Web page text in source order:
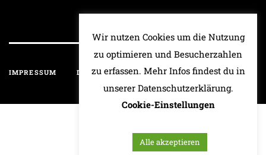
IMPRESSUM DATENSCHUTZ HAFTUNGSAUSSCHLUSS
Wir nutzen Cookies um die Nutzung
zu optimieren und Besucherzahlen
zu erfassen. Mehr Infos findest du in
unserer Datenschutzerklärung.
Cookie-Einstellungen
Alle akzeptieren